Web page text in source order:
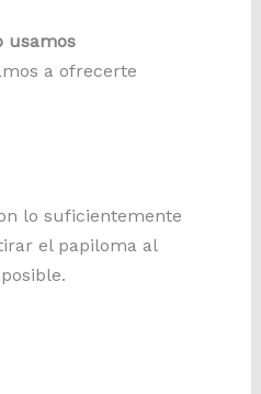
usamos
a ofrecerte
lo suficientemente
el papiloma al